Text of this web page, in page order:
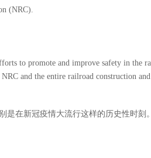
(NRC).
to promote and improve safety in the
and the entire railroad construction
是在新冠疫情大流行这样的历史性时刻。